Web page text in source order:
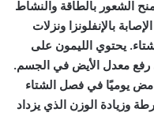
الشعور بالطاقة والنشاط
بالإنفلونزا ونزلات
يحتوي الليمون على
رفع معدل الأيض في الجسم.
يوميًا في فصل الشتاء
وزيادة الوزن الذي يزداد